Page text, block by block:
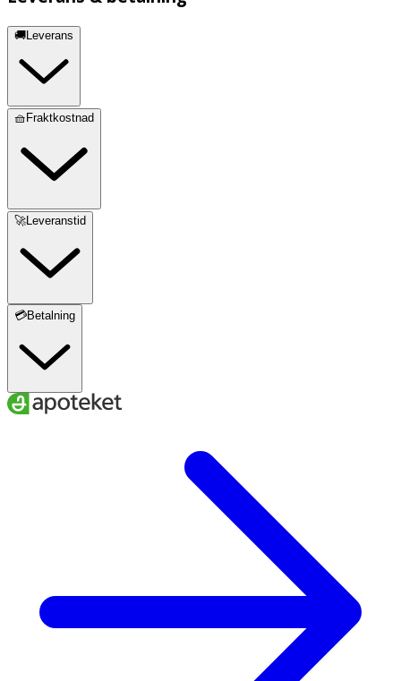
🚚Leverans
🧺Fraktkostnad
🚀Leveranstid
💳Betalning